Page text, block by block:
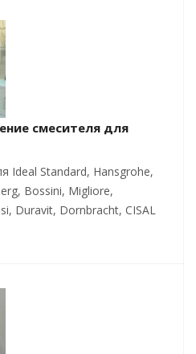
смесителя для
Ideal Standard, Hansgrohe,
Bossini, Migliore,
Duravit, Dornbracht, CISAL